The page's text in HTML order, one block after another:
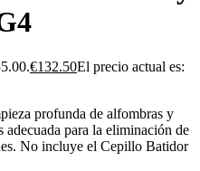
€132.50El precio actual es:
profunda de alfombras y
adecuada para la eliminación de
No incluye el Cepillo Batidor